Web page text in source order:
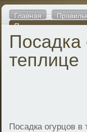
Главная
Посадка огурцов в
Посадка
теплице
Посадка огурцов в